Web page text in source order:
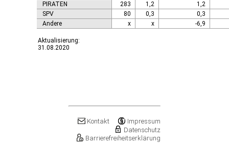
PIRATEN
283 1,2
1,2
SPV
80 0,3
0,3
Andere
x x -6,9
Aktualisierung:
31.08.2020
Impressum
Kontakt
Datenschutz
Barrierefreiheitserklärung